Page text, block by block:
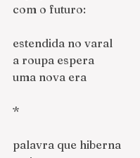
com o futuro:
estendida no varal
a roupa espera
uma nova era
*
palavra que hiberna